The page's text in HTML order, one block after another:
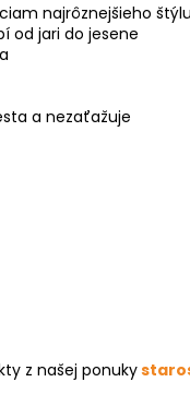
najrôznejšieho štýlu
od jari do jesene
a nezaťažuje
z našej ponuky